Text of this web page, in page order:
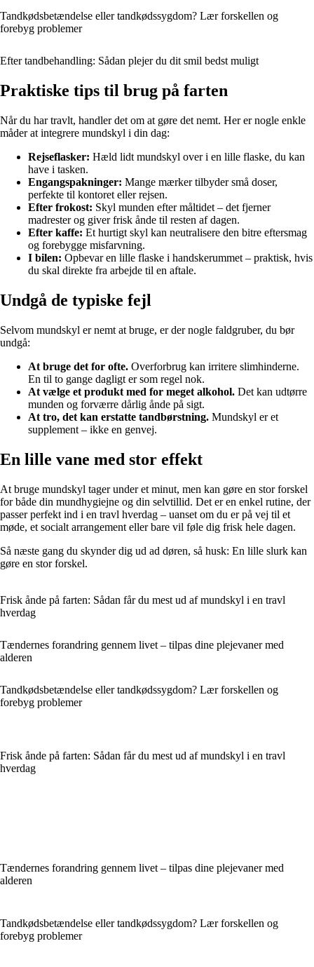
Tandkødsbetændelse eller tandkødssygdom? Lær forskellen og
forebyg problemer
Efter tandbehandling: Sådan plejer du dit smil bedst muligt
Praktiske tips til brug på farten
Når du har travlt, handler det om at gøre det nemt. Her er nogle enkle
måder at integrere mundskyl i din dag:
Rejseflasker: Hæld lidt mundskyl over i en lille flaske, du kan
have i tasken.
Engangspakninger: Mange mærker tilbyder små doser,
perfekte til kontoret eller rejsen.
Efter frokost: Skyl munden efter måltidet – det fjerner
madrester og giver frisk ånde til resten af dagen.
Efter kaffe: Et hurtigt skyl kan neutralisere den bitre eftersmag
og forebygge misfarvning.
I bilen: Opbevar en lille flaske i handskerummet – praktisk, hvis
du skal direkte fra arbejde til en aftale.
Undgå de typiske fejl
Selvom mundskyl er nemt at bruge, er der nogle faldgruber, du bør
undgå:
At bruge det for ofte. Overforbrug kan irritere slimhinderne.
En til to gange dagligt er som regel nok.
At vælge et produkt med for meget alkohol. Det kan udtørre
munden og forværre dårlig ånde på sigt.
At tro, det kan erstatte tandbørstning. Mundskyl er et
supplement – ikke en genvej.
En lille vane med stor effekt
At bruge mundskyl tager under et minut, men kan gøre en stor forskel
for både din mundhygiejne og din selvtillid. Det er en enkel rutine, der
passer perfekt ind i en travl hverdag – uanset om du er på vej til et
møde, et socialt arrangement eller bare vil føle dig frisk hele dagen.
Så næste gang du skynder dig ud ad døren, så husk: En lille slurk kan
gøre en stor forskel.
Frisk ånde på farten: Sådan får du mest ud af mundskyl i en travl
hverdag
Tændernes forandring gennem livet – tilpas dine plejevaner med
alderen
Tandkødsbetændelse eller tandkødssygdom? Lær forskellen og
forebyg problemer
Frisk ånde på farten: Sådan får du mest ud af mundskyl i en travl
hverdag
Tændernes forandring gennem livet – tilpas dine plejevaner med
alderen
Tandkødsbetændelse eller tandkødssygdom? Lær forskellen og
forebyg problemer